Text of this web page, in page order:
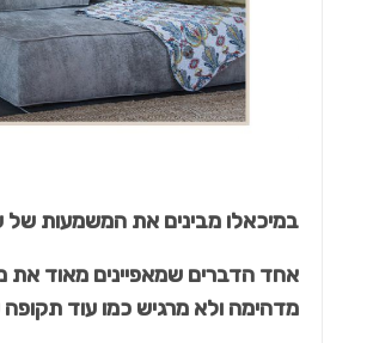
במיכאלו מבינים את המשמעות של
אחד הדברים שמאפיינים מאוד את
מדהימה ולא מרגיש כמו עוד תקופה